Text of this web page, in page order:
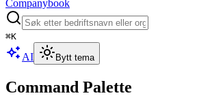
Companybook
⌘K
AI Bytt tema
Command Palette